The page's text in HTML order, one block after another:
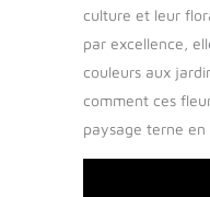
culture et leur
par excellence,
couleurs aux
comment ces
paysage terne